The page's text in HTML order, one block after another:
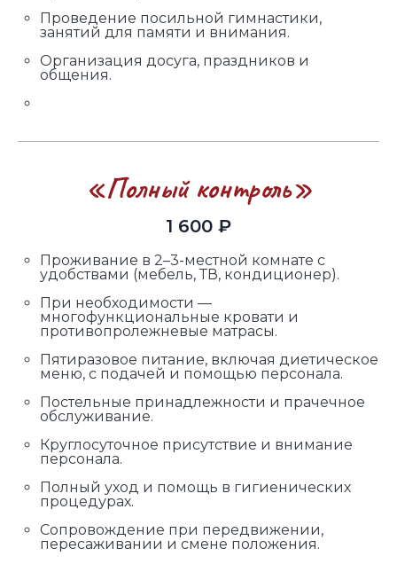
Проведение посильной гимнастики,
занятий для памяти и внимания.
Организация досуга, праздников и
общения.
«Полный контроль»
1 600 ₽
Проживание в 2–3-местной комнате с
удобствами (мебель, ТВ, кондиционер).
При необходимости —
многофункциональные кровати и
противопролежневые матрасы.
Пятиразовое питание, включая диетическое
меню, с подачей и помощью персонала.
Постельные принадлежности и прачечное
обслуживание.
Круглосуточное присутствие и внимание
персонала.
Полный уход и помощь в гигиенических
процедурах.
Сопровождение при передвижении,
пересаживании и смене положения.